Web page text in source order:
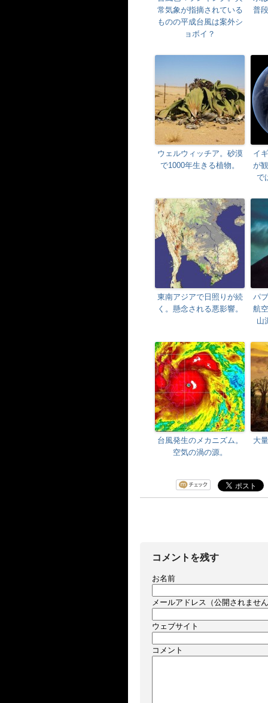
常気象が指摘されている
ものの平成台風は案外シ
ョボイ？
普
ウェルウィッチア。砂漠
で1000年生きる植物。
イ
が
で
東南アジアで日照りが続
く。懸念される悪影響。
パ
航
山
台風発生のメカニズム。
空気の渦の源。
大
コメントを残す
お名前
メールアドレス（公開されませ
ウェブサイト
コメント